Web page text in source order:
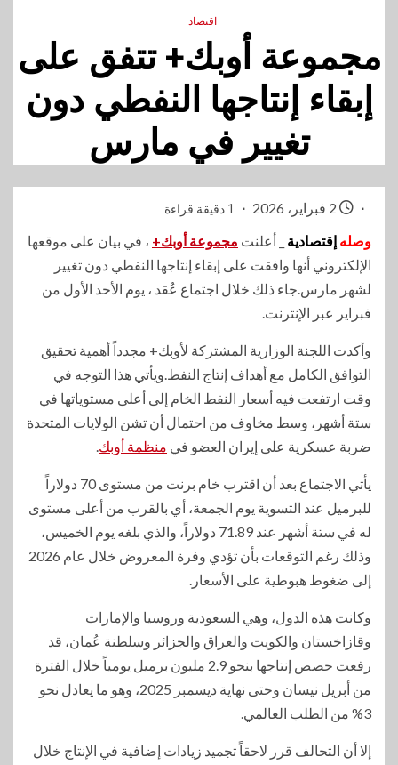
اقتصاد
مجموعة أوبك+ تتفق على
إبقاء إنتاجها النفطي دون
تغيير في مارس
1 دقيقة قراءة
وصله إقتصادية _ أعلنت مجموعة أوبك+ ، في بيان ‌على ​موقعها
‌الإلكتروني أنها وافقت على إبقاء إنتاجها النفطي ‌دون تغيير
‌لشهر مارس.جاء ذلك خلال اجتماع عُقد ، يوم الأحد الأول من
فبراير عبر ​الإنترنت.
وأكدت اللجنة الوزارية المشتركة لأوبك+ مجدداً أهمية تحقيق
التوافق الكامل مع أهداف إنتاج النفط.ويأتي هذا التوجه في
وقت ارتفعت فيه أسعار النفط الخام إلى أعلى مستوياتها في
ستة أشهر، وسط مخاوف من احتمال أن تشن الولايات المتحدة
ضربة عسكرية على إيران العضو في منظمة أوبك.
يأتي الاجتماع بعد أن اقترب خام برنت من مستوى 70 دولاراً
للبرميل عند التسوية يوم الجمعة، أي بالقرب من أعلى مستوى
له في ستة أشهر عند 71.89 دولاراً، والذي بلغه يوم الخميس،
وذلك رغم التوقعات بأن تؤدي وفرة المعروض خلال عام 2026
إلى ضغوط هبوطية على الأسعار.
وكانت هذه الدول، وهي السعودية وروسيا والإمارات
وقازاخستان والكويت والعراق والجزائر وسلطنة عُمان، قد
رفعت حصص إنتاجها بنحو 2.9 مليون برميل يومياً خلال الفترة
من أبريل نيسان وحتى نهاية ديسمبر 2025، وهو ما يعادل نحو
3% من الطلب العالمي.
إلا أن التحالف قرر لاحقاً تجميد زيادات إضافية في الإنتاج خلال